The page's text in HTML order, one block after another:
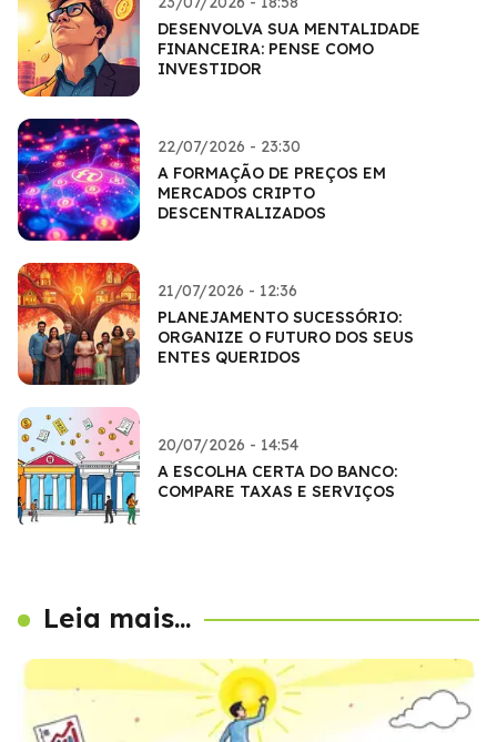
DESENVOLVA SUA MENTALIDADE
FINANCEIRA: PENSE COMO
INVESTIDOR
22/07/2026 - 23:30
A FORMAÇÃO DE PREÇOS EM
MERCADOS CRIPTO
DESCENTRALIZADOS
21/07/2026 - 12:36
PLANEJAMENTO SUCESSÓRIO:
ORGANIZE O FUTURO DOS SEUS
ENTES QUERIDOS
20/07/2026 - 14:54
A ESCOLHA CERTA DO BANCO:
COMPARE TAXAS E SERVIÇOS
Leia mais...